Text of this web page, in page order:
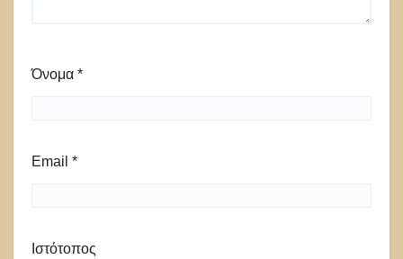
Όνομα *
Email *
Ιστότοπος